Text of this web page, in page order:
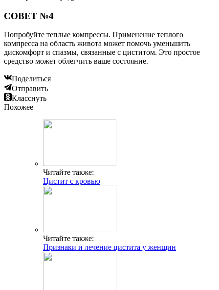
СОВЕТ №4
Попробуйте теплые компрессы. Применение теплого
компресса на область живота может помочь уменьшить
дискомфорт и спазмы, связанные с циститом. Это простое
средство может облегчить ваше состояние.
Поделиться
Отправить
Класснуть
Похожее
Читайте также:
Цистит с кровью
Читайте также:
Признаки и лечение цистита у женщин